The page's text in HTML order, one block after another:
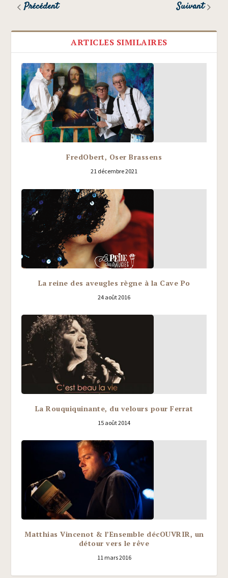
Précédent Suivant
ARTICLES SIMILAIRES
FredObert, Oser Brassens
21 décembre 2021
La reine des aveugles règne à la Cave Po
24 août 2016
La Rouquiquinante, du velours pour Ferrat
15 août 2014
Matthias Vincenot & l’Ensemble décOUVRIR, un
détour vers le rêve
11 mars 2016